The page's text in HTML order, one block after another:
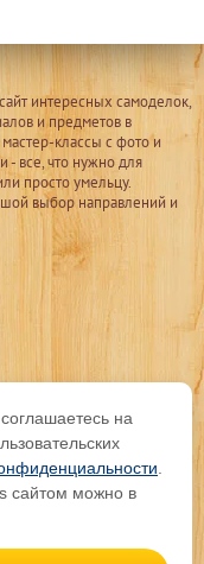
интересных самоделок,
и предметов в
классы с фото и
- все, что нужно для
просто умельцу.
выбор направлений и
на
сайтом можно в